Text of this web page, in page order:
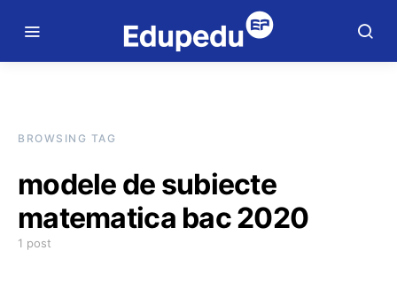
BROWSING TAG
modele de subiecte
matematica bac 2020
1 post